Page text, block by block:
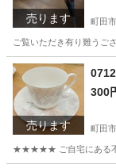
売ります 町田市
ご覧いただき有り難う
東京 町田市
売ります
300
町田市
★★★★★ ご自宅にある不